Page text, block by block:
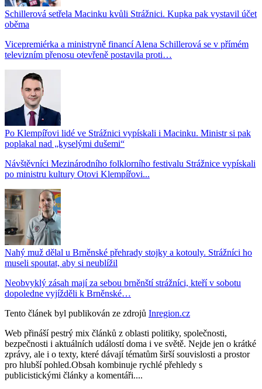
Schillerová setřela Macinku kvůli Strážnici. Kupka pak vystavil účet
oběma
Vicepremiérka a ministryně financí Alena Schillerová se v přímém
televizním přenosu otevřeně postavila proti…
Po Klempířovi lidé ve Strážnici vypískali i Macinku. Ministr si pak
poplakal nad „kyselými dušemi“
Návštěvníci Mezinárodního folklorního festivalu Strážnice vypískali
po ministru kultury Otovi Klempířovi...
Nahý muž dělal u Brněnské přehrady stojky a kotouly. Strážníci ho
museli spoutat, aby si neublížil
Neobvyklý zásah mají za sebou brněnští strážníci, kteří v sobotu
dopoledne vyjížděli k Brněnské…
Tento článek byl publikován ze zdrojů Inregion.cz
Web přináší pestrý mix článků z oblasti politiky, společnosti,
bezpečnosti i aktuálních událostí doma i ve světě. Nejde jen o krátké
zprávy, ale i o texty, které dávají tématům širší souvislosti a prostor
pro hlubší pohled.Obsah kombinuje rychlé přehledy s
publicistickými články a komentáři....